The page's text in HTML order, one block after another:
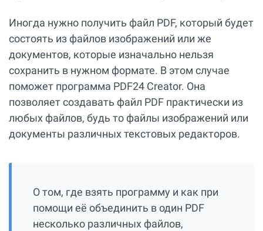
Иногда нужно получить файл PDF, который будет
состоять из файлов изображений или же
документов, которые изначально нельзя
сохранить в нужном формате. В этом случае
поможет программа PDF24 Creator. Она
позволяет создавать файл PDF практически из
любых файлов, будь то файлы изображений или
документы различных текстовых редакторов.
О том, где взять программу и как при
помощи её объединить в один PDF
несколько различных файлов,